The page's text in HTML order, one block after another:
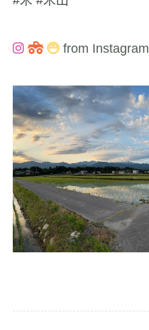
from Instagram